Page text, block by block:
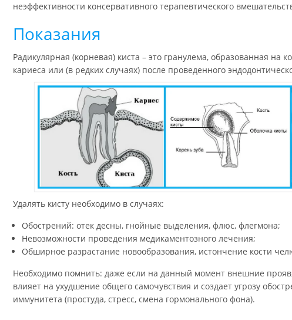
неэффективности консервативного терапевтического
Показания
Радикулярная (корневая) киста – это гранулема, образованная на
кариеса или (в редких случаях) после проведенного
Удалять кисту необходимо в случаях:
Обострений: отек десны, гнойные выделения, флюс, флегмона;
Невозможности проведения медикаментозного лечения;
Обширное разрастание новообразования, истончение кости
Необходимо помнить: даже если на данный момент внешние
влияет на ухудшение общего самочувствия и создает угрозу
иммунитета (простуда, стресс, смена гормонального фона).